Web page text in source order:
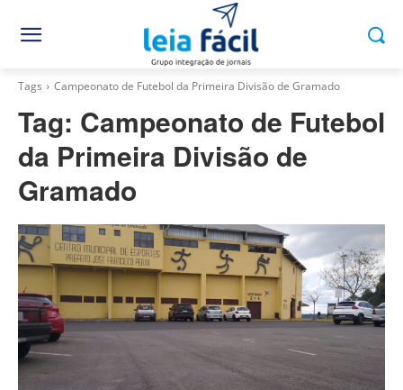
Tags Campeonato de Futebol da Primeira Divisão de Gramado
Tag: Campeonato de Futebol
da Primeira Divisão de
Gramado